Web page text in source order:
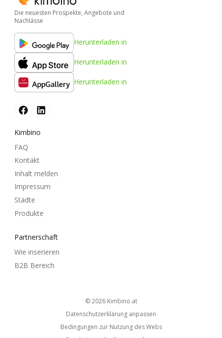
Die neuesten Prospekte, Angebote und
Nachlässe
Herunterladen in
Herunterladen in
Herunterladen in
Kimbino
FAQ
Kontakt
Inhalt melden
Impressum
Städte
Produkte
Partnerschaft
Wie inserieren
B2B Bereich
© 2026 kimbino.at
Datenschutzerklärung anpassen
Bedingungen zur Nutzung des Webs